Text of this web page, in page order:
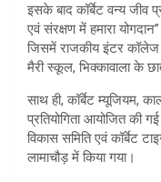
इसके बाद कॉर्बेट वन्य जीव
एवं संरक्षण में हमारा
जिसमें राजकीय इंटर कॉलेज
मैरी स्कूल, भिक्कावाला के
साथ ही, कॉर्बेट म्यूजियम,
प्रतियोगिता आयोजित की
विकास समिति एवं कॉर्बेट
लामाचौड़ में किया गया।